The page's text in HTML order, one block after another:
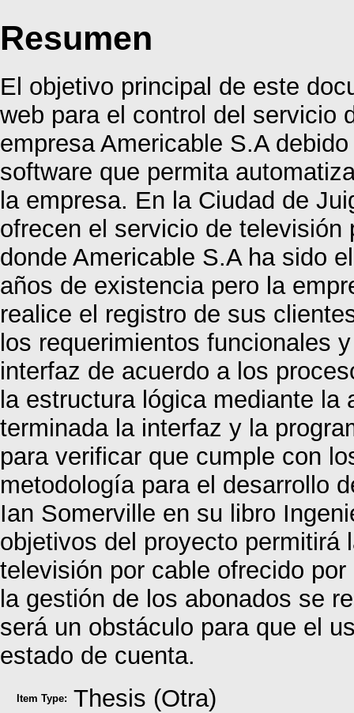
Resumen
El objetivo principal de este
web para el control del servicio
empresa Americable S.A
software que permita
la empresa. En la Ciudad de
ofrecen el servicio de
donde Americable S.A ha sido
años de existencia pero la
realice el registro de sus
los requerimientos funcionales
interfaz de acuerdo a los
la estructura lógica mediante
terminada la interfaz y la
para verificar que cumple con
metodología para el desarrollo
Ian Somerville en su libro
objetivos del proyecto permitirá
televisión por cable ofrecido
la gestión de los abonados se
será un obstáculo para que el
estado de cuenta.
Item Type: Thesis (Otra)